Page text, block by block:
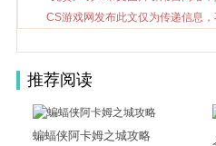
CS游戏网发布此文仅为传递信息
推荐阅读
蝙蝠侠阿卡姆之城攻略